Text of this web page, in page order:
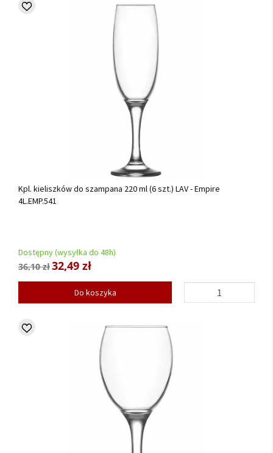
Kpl. kieliszków do szampana 220 ml (6 szt.) LAV - Empire
4L.EMP.541
Dostępny (wysyłka do 48h)
36,10 zł32,49 zł
Do koszyka